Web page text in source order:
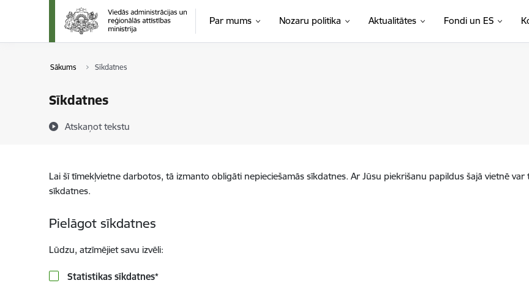
Pāriet uz lapas saturu
Par mums Nozaru politika Aktualitātes Fondi un ES
Sākums Sīkdatnes
Sīkdatnes
Atskaņot tekstu
Lai šī tīmekļvietne darbotos, tā izmanto obligāti nepieciešamās sīkdatnes. Ar Jūsu piekrišanu papildus šajā vietnē
sīkdatnes.
Pielāgot sīkdatnes
Lūdzu, atzīmējiet savu izvēli:
Statistikas sīkdatnes*